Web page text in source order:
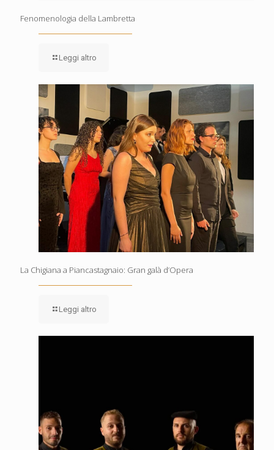
Fenomenologia della Lambretta
Leggi altro
La Chigiana a Piancastagnaio: Gran galà d’Opera
Leggi altro